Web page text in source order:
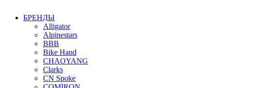
БРЕНДЫ
Alligator
Alpinestars
BBB
Bike Hand
CHAOYANG
Clarks
CN Spoke